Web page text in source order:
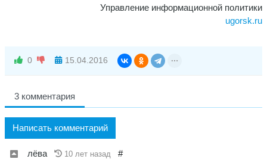
Управление информационной политики
ugorsk.ru
0 15.04.2016
3 комментария
Написать комментарий
лёва 10 лет назад #